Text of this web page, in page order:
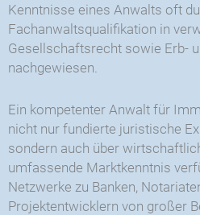
Kenntnisse eines Anwalts oft
Fachanwaltsqualifikation in
Gesellschaftsrecht sowie Erb-
nachgewiesen.
Ein kompetenter Anwalt für
nicht nur fundierte juristische
sondern auch über
umfassende Marktkenntnis
Netzwerke zu Banken,
Projektentwicklern von großer